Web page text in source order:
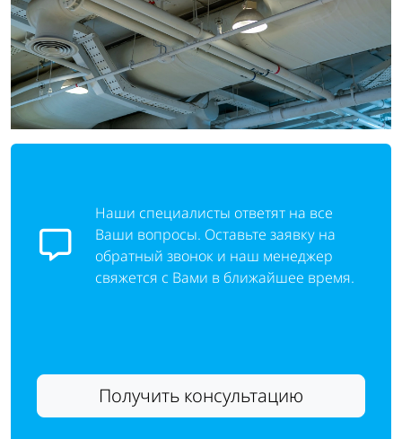
Наши специалисты ответят на все
Ваши вопросы. Оставьте заявку на
обратный звонок и наш менеджер
свяжется с Вами в ближайшее время.
Получить консультацию